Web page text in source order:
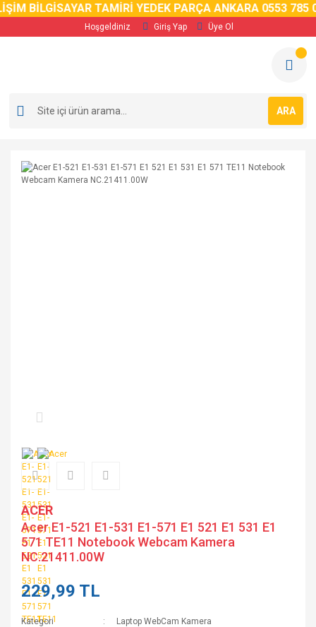
BİLGİSAYAR TAMİRİ YEDEK PARÇA ANKARA 0553 785 02
Hoşgeldiniz Giriş Yap Üye Ol
ARA
ACER
Acer E1-521 E1-531 E1-571 E1 521 E1 531 E1
571 TE11 Notebook Webcam Kamera
NC.21411.00W
229,99 TL
Kategori
Laptop WebCam Kamera